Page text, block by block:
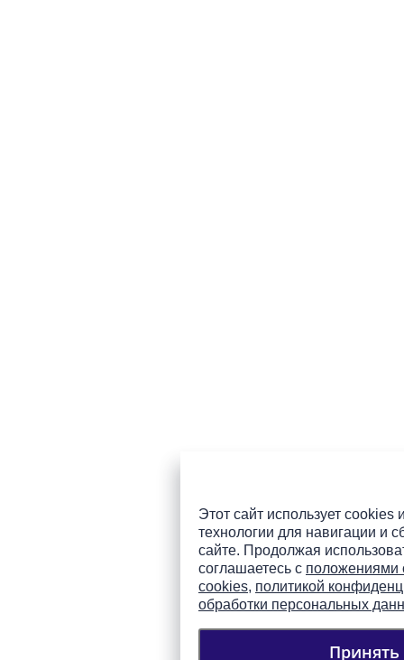
Этот сайт использует cookies
технологии для навигации и
сайте. Продолжая
соглашаетесь с положениями
cookies, политикой
обработки персональных
Принять